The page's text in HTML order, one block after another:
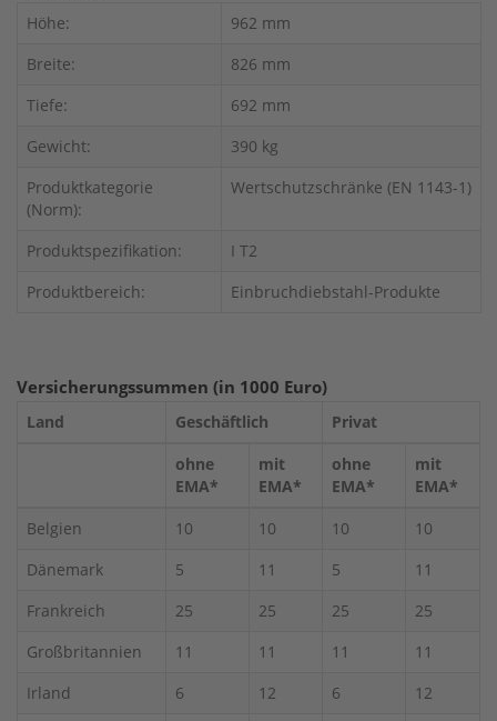
Höhe:
962 mm
Breite:
826 mm
Tiefe:
692 mm
Gewicht:
390 kg
Produktkategorie
(Norm):
Wertschutzschränke (EN 1143-1)
Produktspezifikation:
I T2
Produktbereich:
Einbruchdiebstahl-Produkte
Versicherungssummen (in 1000 Euro)
Land Geschäftlich
Privat
ohne
EMA*
mit
EMA*
ohne
EMA*
mit
EMA*
Belgien
10 10 10
10
Dänemark
5 11 5
11
Frankreich
25 25 25
25
Großbritannien
11 11 11
11
Irland
6 12 6
12